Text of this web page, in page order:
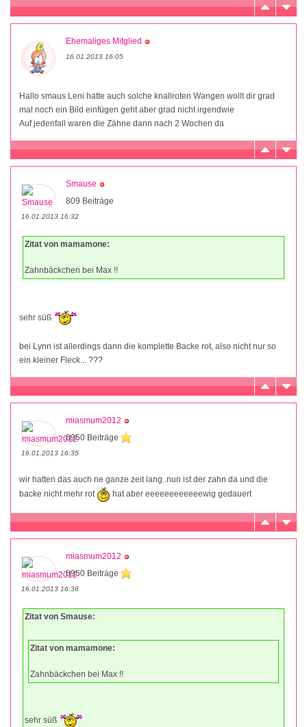
Ehemaliges Mitglied
16.01.2013 16:05
Hallo smaus Leni hatte auch solche knallroten Wangen wollt dir grad
mal noch ein Bild einfügen geht aber grad nicht irgendwie
Auf jedenfall waren die Zähne dann nach 2 Wochen da
Smause
809 Beiträge
16.01.2013 16:32
Zitat von mamamone:
Zahnbäckchen bei Max !!
sehr süß
bei Lynn ist allerdings dann die komplette Backe rot, also nicht nur so
ein kleiner Fleck... ???
miasmum2012
6950 Beiträge
16.01.2013 16:35
wir hatten das auch ne ganze zeit lang..nun ist der zahn da und die
backe nicht mehr rot
hat aber eeeeeeeeeeeewig gedauert
miasmum2012
6950 Beiträge
16.01.2013 16:36
Zitat von Smause:
Zitat von mamamone:
Zahnbäckchen bei Max !!
sehr süß